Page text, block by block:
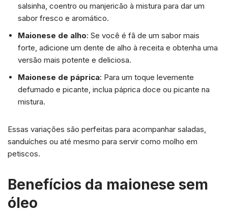
salsinha, coentro ou manjericão à mistura para dar um
sabor fresco e aromático.
Maionese de alho: Se você é fã de um sabor mais
forte, adicione um dente de alho à receita e obtenha uma
versão mais potente e deliciosa.
Maionese de páprica: Para um toque levemente
defumado e picante, inclua páprica doce ou picante na
mistura.
Essas variações são perfeitas para acompanhar saladas,
sanduíches ou até mesmo para servir como molho em
petiscos.
Benefícios da maionese sem
óleo